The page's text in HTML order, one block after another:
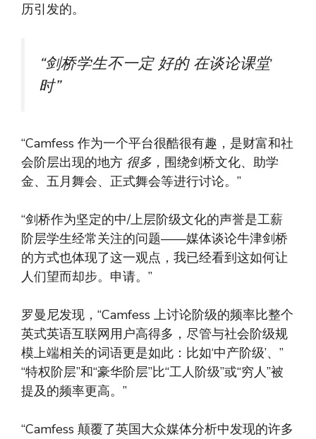
历引发的。
“剑桥学生不一定好的在谈论课堂
时”
“Camfess 作为一个平台很酷很有趣，是财富和社
会阶层出现的地方 很多 ，围绕剑桥文化、助学
金、五月舞会、正式舞会等进行讨论。”
“剑桥作为坚定的中/上层阶级文化的声誉是工薪
阶层学生经常关注的问题——媒体谈论牛津剑桥
的方式也体现了这一观点，我已经看到这如何让
人们望而却步。申请。”
罗曼尼发现，“Camfess 上讨论阶级的频率比整个
英式英语互联网用户高得多，尽管与社会阶级规
模上端相关的词语更是如此：比如‘中产阶级’、”
“特权阶层”和“豪华阶层”比“工人阶级”或“穷人”被
提及的频率更高。”
“Camfess 颠覆了英国大众媒体分析中发现的许多